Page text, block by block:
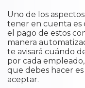
Uno de los
tener en cuenta es
el pago de estos
manera
te avisará cuándo
por cada
que debes hacer
aceptar.